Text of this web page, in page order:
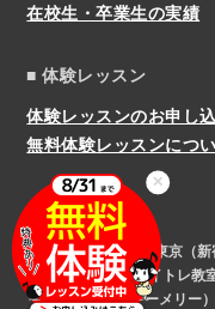
在校生・卒業生の実績
■ 体験レッスン
体験レッスンのお申し
無料体験レッスンにつ
COPYRIGHT © 東京（
気」になれるボイトレ
ーメリー
✕